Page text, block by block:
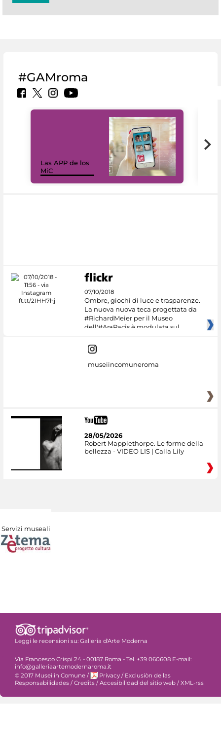
#GAMroma
Las APP de los
MiC
07/10/2018
Ombre, giochi di luce e trasparenze.
La nuova nuova teca progettata da
#RichardMeier per il Museo
dell'#AraPacis è modulata sul
museiincomuneroma
28/05/2026
Robert Mapplethorpe. Le forme della
bellezza - VIDEO LIS | Calla Lily
Servizi museali
Leggi le recensioni su: Galleria d'Arte Moderna
Via Francesco Crispi 24 - 00187 Roma - Tel. +39 060608 E-mail:
info@galleriaartemodernaroma.it
© 2017 Musei in Comune / Privacy / Exclusiòn de las
Responsabilidades /Credits /Accesibilidad del sitio web /XML-rss